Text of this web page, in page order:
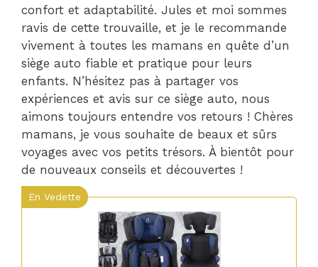
confort et adaptabilité. Jules et moi sommes
ravis de cette trouvaille, et je le recommande
vivement à toutes les mamans en quête d’un
siège auto fiable et pratique pour leurs
enfants. N’hésitez pas à partager vos
expériences et avis sur ce siège auto, nous
aimons toujours entendre vos retours ! Chères
mamans, je vous souhaite de beaux et sûrs
voyages avec vos petits trésors. À bientôt pour
de nouveaux conseils et découvertes !
En Vedette